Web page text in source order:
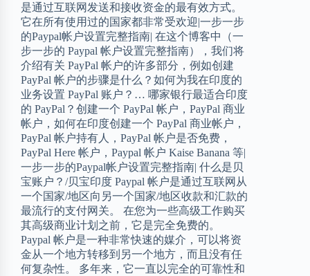
是通过互联网发送和接收资金的最有效方式。
它在所有使用过的国家都非常受欢迎|一步一步
的Paypal帐户设置完整指南| 在这个博客中（一
步一步的 Paypal 帐户设置完整指南），我们将
介绍有关 PayPal 帐户的许多部分，例如创建
PayPal 帐户的步骤是什么？如何为我在印度的
业务设置 PayPal 账户？… 哪家银行最适合印度
的 PayPal？创建一个 PayPal 帐户，PayPal 商业
帐户，如何在印度创建一个 PayPal 商业帐户，
PayPal 帐户持有人，PayPal 帐户是否免费，
PayPal Here 帐户，Paypal 帐户 Kaise Banana 等|
一步一步的Paypal帐户设置完整指南| 什么是贝
宝账户？/贝宝印度 Paypal 帐户是通过互联网从
一个国家/地区向另一个国家/地区收款和汇款的
最流行的支付网关。 在您为一些高级工作购买
其高级商业计划之前，它是完全免费的。
Paypal 帐户是一种非常快速的媒介，可以将资
金从一个地方转移到另一个地方，而且没有任
何复杂性。 多年来，它一直以完全的可靠性和